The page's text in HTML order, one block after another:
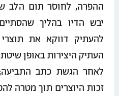
ההפרה, לחוסר תום הלב
יבש הדיו בהליך
להעתיק דווקא את
העתיק היצירות באופן
לאחר הגשת כתב
זכות היוצרים תוך מטרה